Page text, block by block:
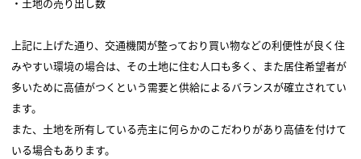
上記に上げた通り、交通機関が整っており買い物などの利便性が良く住
みやすい環境の場合は、その土地に住む人口も多く、また居住希望者が
多いために高値がつくという需要と供給によるバランスが確立されてい
ます。
また、土地を所有している売主に何らかのこだわりがあり高値を付けて
いる場合もあります。